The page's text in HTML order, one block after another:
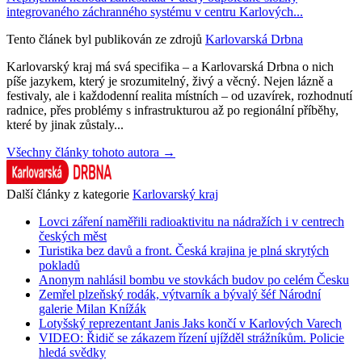
integrovaného záchranného systému v centru Karlových...
Tento článek byl publikován ze zdrojů Karlovarská Drbna
Karlovarský kraj má svá specifika – a Karlovarská Drbna o nich
píše jazykem, který je srozumitelný, živý a věcný. Nejen lázně a
festivaly, ale i každodenní realita místních – od uzavírek, rozhodnutí
radnice, přes problémy s infrastrukturou až po regionální příběhy,
které by jinak zůstaly...
Všechny články tohoto autora →
Další články z kategorie Karlovarský kraj
Lovci záření naměřili radioaktivitu na nádražích i v centrech
českých měst
Turistika bez davů a front. Česká krajina je plná skrytých
pokladů
Anonym nahlásil bombu ve stovkách budov po celém Česku
Zemřel plzeňský rodák, výtvarník a bývalý šéf Národní
galerie Milan Knížák
Lotyšský reprezentant Janis Jaks končí v Karlových Varech
VIDEO: Řidič se zákazem řízení ujížděl strážníkům. Policie
hledá svědky